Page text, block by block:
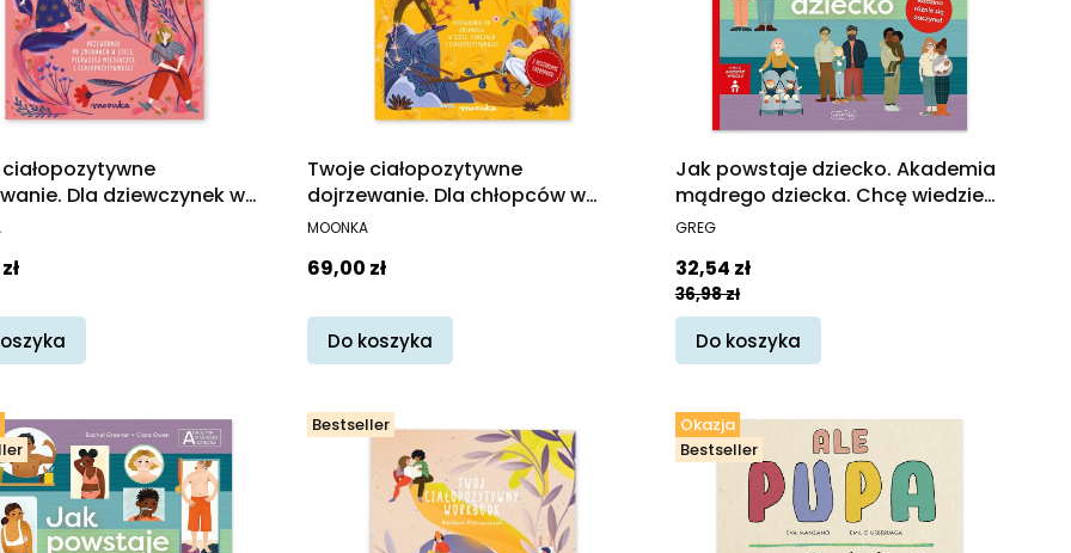
Dla dziewczynek w
12 lat
Twoje ciałopozytywne
dojrzewanie. Dla chłopców w
wieku 8-12 lat
PRODUCENT
MOONKA
Cena
69,00 zł
Do koszyka
Jak powstaje dziecko. Akademia
mądrego dziecka. Chcę wiedzieć
więcej
PRODUCENT
GREG
Cena promocyjna
32,54 zł
36,98 zł
Do koszyka
Bestseller
Okazja
Bestseller